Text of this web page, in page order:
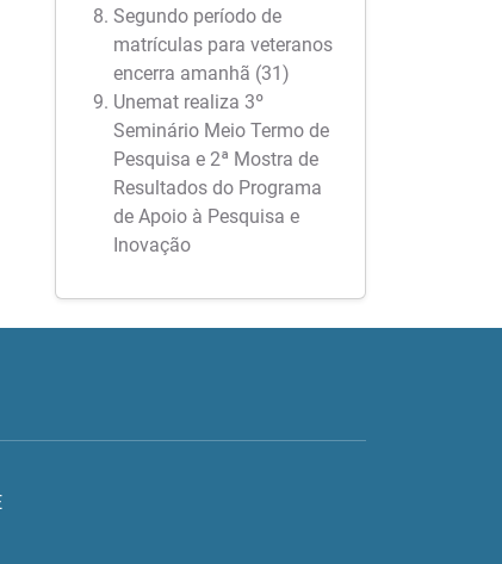
Segundo período de
matrículas para veteranos
encerra amanhã (31)
Unemat realiza 3º
Seminário Meio Termo de
Pesquisa e 2ª Mostra de
Resultados do Programa
de Apoio à Pesquisa e
Inovação